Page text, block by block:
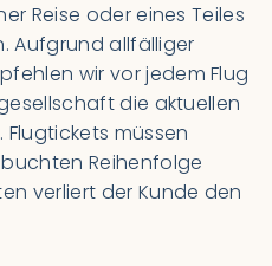
Reise oder eines Teiles
Aufgrund allfälliger
wir vor jedem Flug
die aktuellen
müssen
Reihenfolge
verliert der Kunde den